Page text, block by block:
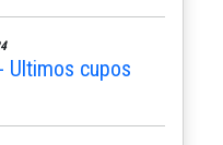
Ultimos cupos